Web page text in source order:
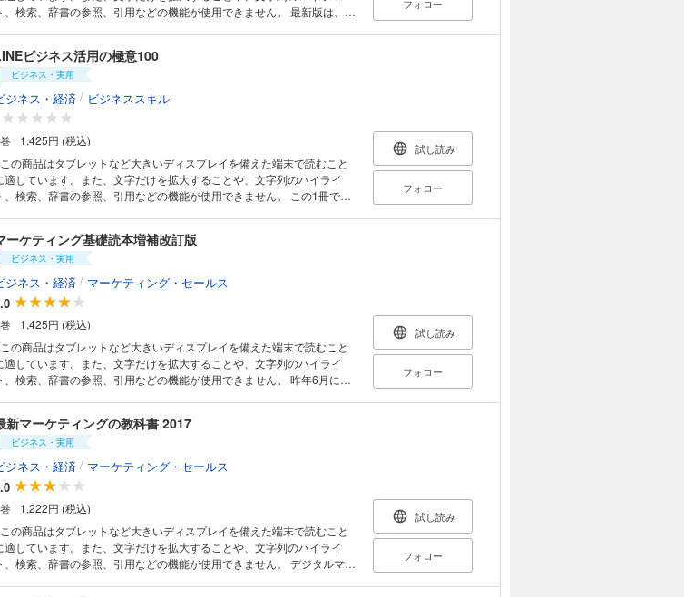
、検索、辞書の参照、引用などの機能が使用できません。 最新版は、マ
る「アプリカテゴリー解説」といったページも新たに掲載いたします。
最後に、トレンド分析として「Nintendo Switchはどれほど期待されてい
か」「物流ラストワンマイル問題解決の処方箋」「テレビCMの投下と
イティブアプリゲームのプレー（アクティブプレーヤーの数）にどのよ
関係があるのか」などにもフォーカスします。 本誌はデジタルマーケ
ーが日頃、疑問に思っているテーマを取り上げるとともに、最新のデジ
タルマーケティングの内容が満載の一冊になります。
フォロー
ビジネス活用の極意100
ビジネス・実用
ジネス・経済 / ビジネススキル
1,425円 (税込)
の商品はタブレットなど大きいディスプレイを備えた端末で読むこと
適しています。また、文字だけを拡大することや、文字列のハイライ
、検索、辞書の参照、引用などの機能が使用できません。 この1冊で、
ジュール管理といった「仕事がラクになるツール」としても使えます。
マーケティングや営業、人事など、企業が部門単位で活用すれば、商品の
り上げや顧客獲得にもつながります。本書は、ビジネスパーソンが自分
仕事を効率化できる技（Tips）や、資生堂、ローソン、ヤマト運輸など
ケーススタディー、LINEの活用実態が理解できる独自調査やランキン
、キーパーソン・インタビューなどで構成。この1冊で、LINEを“仕
事”に徹底活用するノウハウが、丸ごと理解できます。
試し読み
フォロー
ーケティング基礎読本増補改訂版
ビジネス・実用
ジネス・経済 / マーケティング・セールス
1,425円 (税込)
の商品はタブレットなど大きいディスプレイを備えた端末で読むこと
適しています。また、文字だけを拡大することや、文字列のハイライ
、検索、辞書の参照、引用などの機能が使用できません。 昨年6月に発
うえで、その前提となる「マーケティング」の基本を、キーワードとト
ピックでわかりやすく解説する。 新年度を迎え、新たにマーケティング関
部署に異動、配属になった新マーケターにとってはマーケティングのイ
ハとして、ベテランのマーケターにとっては今さら聞けない情報がまと
った虎の巻として読んでおきたい１冊。 古典的手法から最新動向までマ
ケティングの考え方と手法がわかるムック。「マーケティング」の基本
を、キーワードとトピックでわかりやすく解説し、併せて「企業のケース
タディ」、最新のマーケティングを語るキーマンのインタビューも掲載
る。
試し読み
フォロー
新マーケティングの教科書 2017
ビジネス・実用
ジネス・経済 / マーケティング・セールス
1,222円 (税込)
の商品はタブレットなど大きいディスプレイを備えた端末で読むこと
適しています。また、文字だけを拡大することや、文字列のハイライ
、検索、辞書の参照、引用などの機能が使用できません。 デジタルマー
試し読み
フォロー